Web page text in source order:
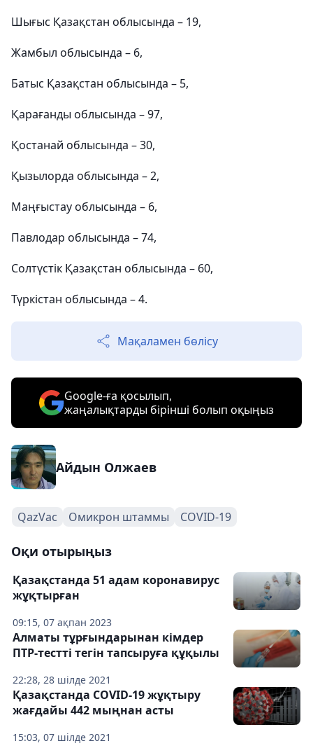
Шығыс Қазақстан облысында – 19,
Жамбыл облысында – 6,
Батыс Қазақстан облысында – 5,
Қарағанды облысында – 97,
Қостанай облысында – 30,
Қызылорда облысында – 2,
Маңғыстау облысында – 6,
Павлодар облысында – 74,
Солтүстік Қазақстан облысында – 60,
Түркістан облысында – 4.
Мақаламен бөлісу
Google-ға қосылып,
жаңалықтарды бірінші болып оқыңыз
Айдын Олжаев
QazVac Омикрон штаммы COVID-19
Оқи отырыңыз
09:15, 07 ақпан 2023
Қазақстанда 51 адам коронавирус
жұқтырған
22:28, 28 шілде 2021
Алматы тұрғындарынан кімдер
ПТР-тестті тегін тапсыруға құқылы
15:03, 07 шілде 2021
Қазақстанда COVID-19 жұқтыру
жағдайы 442 мыңнан асты